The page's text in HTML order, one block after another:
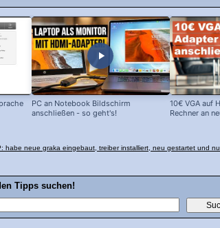
PC an Notebook Bildschirm
anschließen - so geht's!
10€ VGA auf
Rechner an
habe neue graka eingebaut, treiber installiert, neu gestartet und
Tipps suchen!